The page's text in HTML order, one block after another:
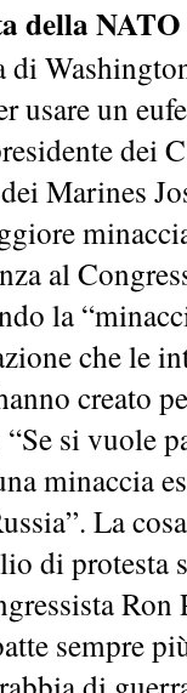
della
di
usare un
dei
Marines
al
la
che le
creato
si vuole
minaccia
La
di protesta
sempre